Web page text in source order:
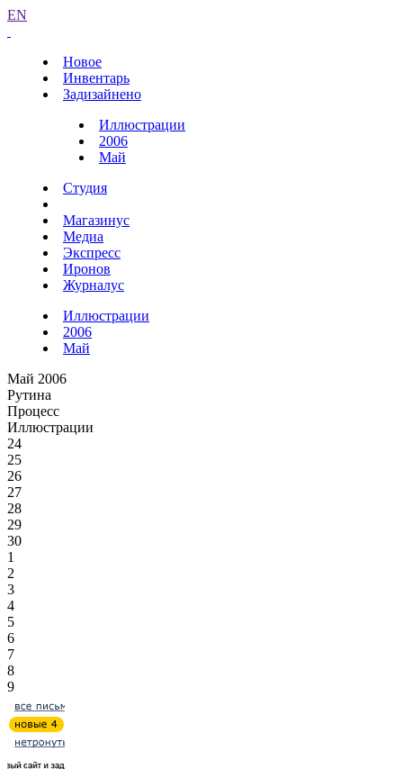
EN
Новое
Инвентарь
Задизайнено
Иллюстрации
2006
Май
Студия
Магазинус
Медиа
Экспресс
Иронов
Журналус
Иллюстрации
2006
Май
Май 2006
Рутина
Процесс
Иллюстрации
24
25
26
27
28
29
30
1
2
3
4
5
6
7
8
9